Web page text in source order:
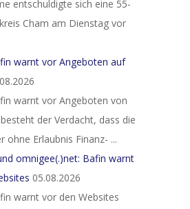
entschuldigte sich eine 55-
Cham am Dienstag vor
warnt vor Angeboten auf
warnt vor Angeboten von
der Verdacht, dass die
ohne Erlaubnis Finanz- ...
omnigee(.)net: Bafin warnt
05.08.2026
warnt vor den Websites